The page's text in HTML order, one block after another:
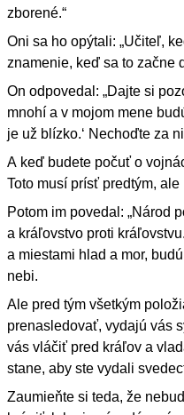
zborené.“
Oni sa ho opýtali: „Učiteľ,
znamenie, keď sa to začne
On odpovedal: „Dajte si
mnohí a v mojom mene
je už blízko.‘ Nechoďte za
A keď budete počuť o
Toto musí prísť predtým,
Potom im povedal: „Národ
a kráľovstvo proti
a miestami hlad a mor,
nebi.
Ale pred tým všetkým
prenasledovať, vydajú vás
vás vláčiť pred kráľov a
stane, aby ste vydali
Zaumieňte si teda, že